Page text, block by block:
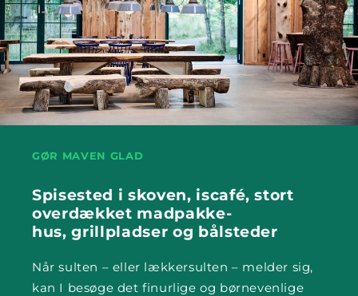
GØR MAVEN GLAD
Spisested i skoven, iscafé, stort
overdækket madpakke-
hus, grillpladser og bålsteder
Når sulten – eller lækkersulten – melder sig,
kan I besøge det finurlige og børnevenlige